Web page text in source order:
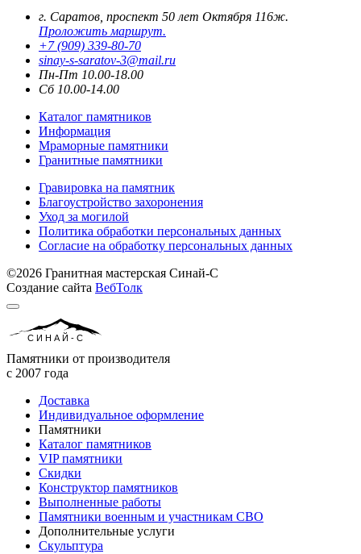
г. Саратов, проспект 50 лет Октября 116ж.
Проложить маршрут.
+7 (909) 339-80-70
sinay-s-saratov-3@mail.ru
Пн-Пт 10.00-18.00
Сб 10.00-14.00
Каталог памятников
Информация
Мраморные памятники
Гранитные памятники
Гравировка на памятник
Благоустройство захоронения
Уход за могилой
Политика обработки персональных данных
Согласие на обработку персональных данных
©2026 Гранитная мастерская Синай-С
Создание сайта ВебТолк
СИНАЙ-С
Памятники от производителя
с 2007 года
Доставка
Индивидуальное оформление
Памятники
Каталог памятников
VIP памятники
Скидки
Конструктор памятников
Выполненные работы
Памятники военным и участникам СВО
Дополнительные услуги
Скульптура